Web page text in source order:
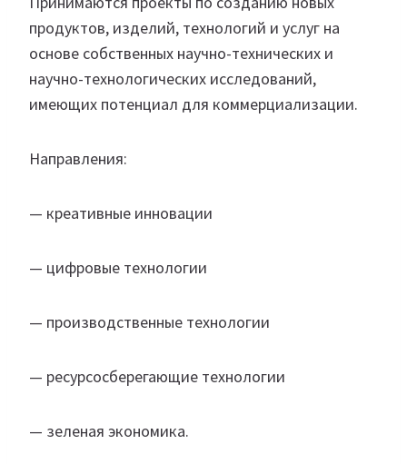
продуктов, изделий, технологий и услуг на
основе собственных научно-технических и
научно-технологических исследований,
имеющих потенциал для коммерциализации.
Направления:
— креативные инновации
— цифровые технологии
— производственные технологии
— ресурсосберегающие технологии
— зеленая экономика.